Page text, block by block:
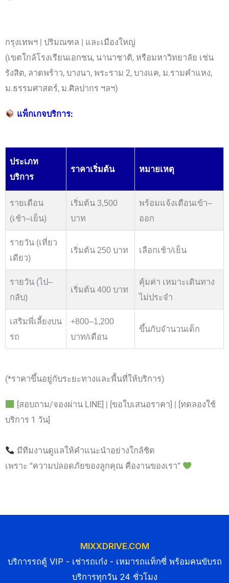
กรุงเทพฯ | ปริมณฑล | และเมืองใหญ่
(เขตใกล้โรงเรียนเอกชน, นานาชาติ, หรือมหาวิทยาลัย เช่น
รังสิต, ลาดพร้าว, บางนา, พระราม 2, บางแค, ม.รามคำแหง,
ม.ธรรมศาสตร์, ม.ศิลปากร ฯลฯ)
แพ็กเกจบริการ:
ประเภท
บริการ
ราคาเริ่มต้น หมายเหตุ
รายเดือน
(เช้า–เย็น)
เริ่มต้น 3,500
บาท
พร้อมแจ้งเตือนเข้า–
ออก
รายวัน (เที่ยว
เดียว)
เริ่มต้น 250 บาท เลือกเช้า/เย็น
รายวัน (ไป–
กลับ)
เริ่มต้น 400 บาท
คุ้มค่า เหมาะเดินทาง
ไม่ประจำ
เสริมพี่เลี้ยงบน
รถ
+800–1,200
บาท/เดือน
ขึ้นกับจำนวนเด็ก
(*ราคาขึ้นอยู่กับระยะทางและพื้นที่ให้บริการ)
[สอบถาม/จองผ่าน LINE] | [ขอใบเสนอราคา] | [ทดลองใช้
บริการ 1 วัน]
มีทีมงานดูแลให้คำแนะนำอย่างใกล้ชิด
เพราะ “ความปลอดภัยของลูกคุณ คืองานของเรา”
MIXXDRIVE.COM
บริการรถตู้ VIP - เช่ารถเก๋ง - เหมารถแท็กซี่ พร้อมคนขับรถ
บริการทุกวัน 24 ชั่วโมง